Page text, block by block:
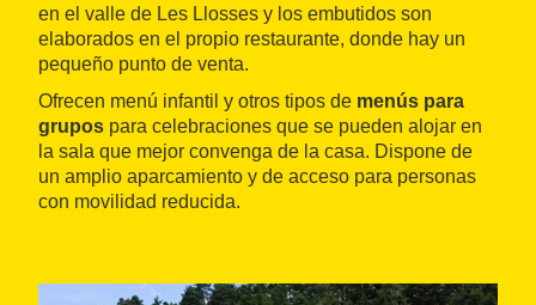
en el valle de Les Llosses y los embutidos son
elaborados en el propio restaurante, donde hay un
pequeño punto de venta.
Ofrecen menú infantil y otros tipos de menús para
grupos para celebraciones que se pueden alojar en
la sala que mejor convenga de la casa. Dispone de
un amplio aparcamiento y de acceso para personas
con movilidad reducida.